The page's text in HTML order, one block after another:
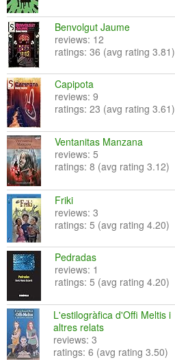
Benvolgut Jaume
reviews: 12
ratings: 36 (avg rating 3.81)
Capipota
reviews: 9
ratings: 23 (avg rating 3.61)
Ventanitas Manzana
reviews: 5
ratings: 8 (avg rating 3.12)
Friki
reviews: 3
ratings: 5 (avg rating 4.20)
Pedradas
reviews: 1
ratings: 5 (avg rating 4.20)
L'estilogràfica d'Offi Meltis i
altres relats
reviews: 3
ratings: 6 (avg rating 3.50)